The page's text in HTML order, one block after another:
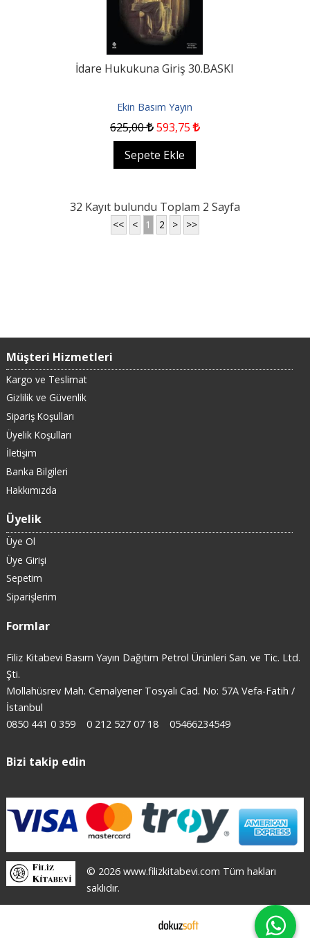
İdare Hukukuna Giriş 30.BASKI
Ekin Basım Yayın
625,00 593,75
Sepete Ekle
32 Kayıt bulundu Toplam 2 Sayfa
<< < 1 2 > >>
Müşteri Hizmetleri
Kargo ve Teslimat
Gizlilik ve Güvenlik
Sipariş Koşulları
Üyelik Koşulları
İletişim
Banka Bilgileri
Hakkımızda
Üyelik
Üye Ol
Üye Girişi
Sepetim
Siparişlerim
Formlar
Filiz Kitabevi Basım Yayın Dağıtım Petrol Ürünleri San. ve Tic. Ltd.
Şti.
Mollahüsrev Mah. Cemalyener Tosyalı Cad. No: 57A Vefa-Fatih /
İstanbul
0850 441 0 359
0 212 527 07 18 05466234549
Bizi takip edin
© 2026 www.filizkitabevi.com Tüm hakları
saklıdır.